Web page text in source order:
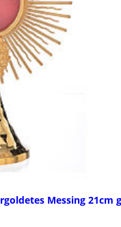
Messing 21cm